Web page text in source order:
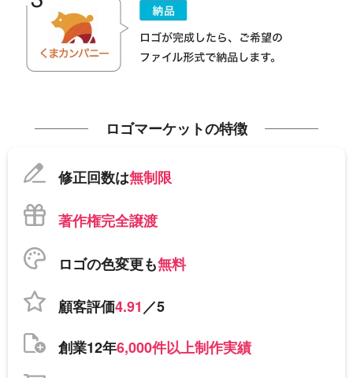
ロゴマーケットの特徴
修正回数は無制限
著作権完全譲渡
ロゴの色変更も無料
顧客評価4.91／5
創業12年6,000件以上制作実績